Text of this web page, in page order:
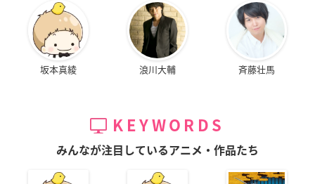
坂本真綾 浪川大輔 斉藤壮馬
KEYWORDS
みんなが注目しているアニメ・作品たち